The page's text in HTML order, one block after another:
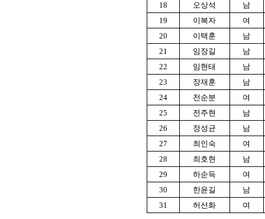
18
오상석
남
19
이복자
여
20
이택훈
남
21
임장길
남
22
임현태
남
23
장재훈
남
24
전순분
여
25
전주현
남
26
정성균
남
27
최인숙
여
28
최호현
남
29
하순득
여
30
한윤길
남
31
허선화 여